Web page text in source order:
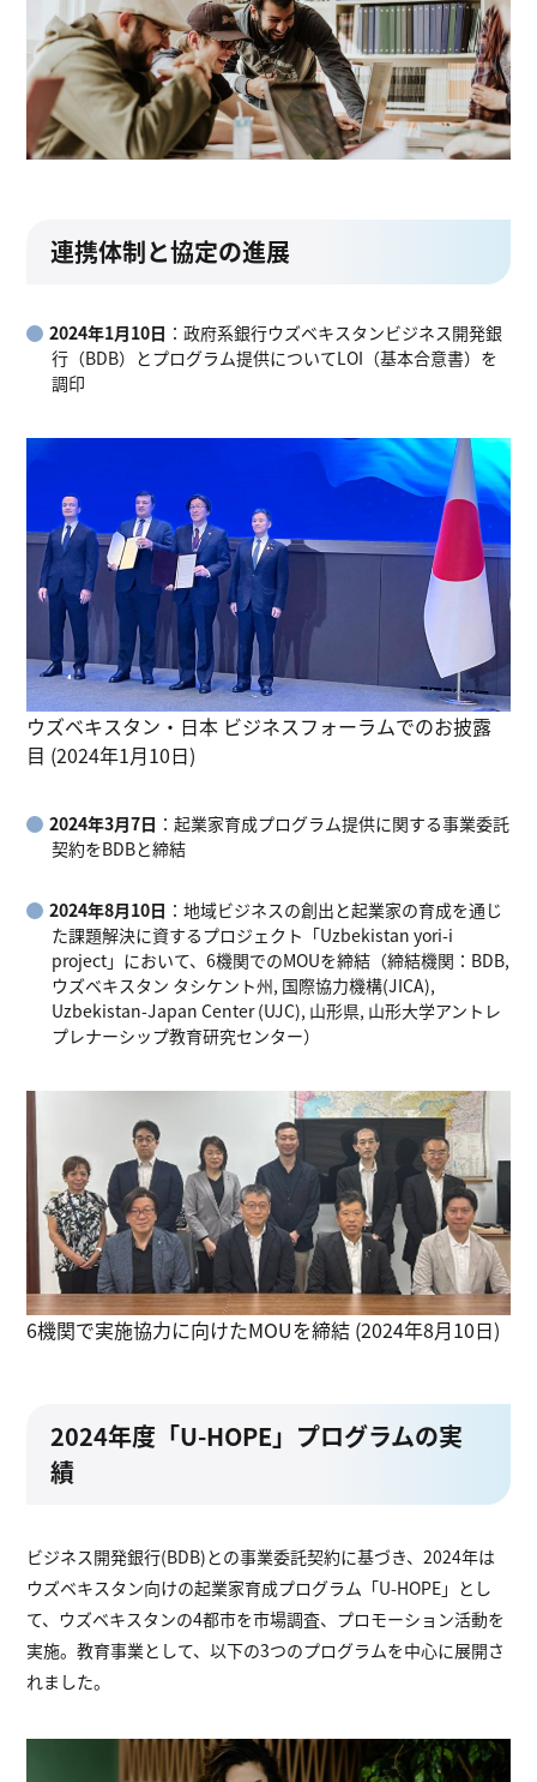
連携体制と協定の進展
2024年1月10日 ：政府系銀行ウズベキスタンビジネス開発銀
行（BDB）とプログラム提供についてLOI（基本合意書）を
調印
ウズベキスタン・日本 ビジネスフォーラムでのお披露
目 (2024年1月10日)
2024年3月7日 ：起業家育成プログラム提供に関する事業委託
契約をBDBと締結
2024年8月10日 ：地域ビジネスの創出と起業家の育成を通じ
た課題解決に資するプロジェクト「Uzbekistan yori-i
project」において、6機関でのMOUを締結（締結機関：BDB,
ウズベキスタン タシケント州, 国際協力機構(JICA),
Uzbekistan-Japan Center (UJC), 山形県, 山形大学アントレ
プレナーシップ教育研究センター）
6機関で実施協力に向けたMOUを締結 (2024年8月10日)
2024年度「U-HOPE」プログラムの実
績
ビジネス開発銀行(BDB)との事業委託契約に基づき、2024年は
ウズベキスタン向けの起業家育成プログラム「U-HOPE」とし
て、ウズベキスタンの4都市を市場調査、プロモーション活動を
実施。教育事業として、以下の3つのプログラムを中心に展開さ
れました。